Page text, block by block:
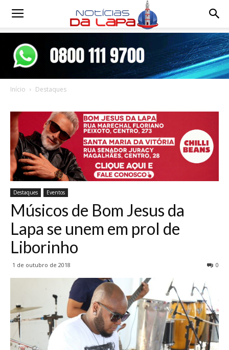
Notícias
Início Destaques
Destaques Eventos
Músicos de Bom Jesus da
Lapa se unem em prol de
Liborinho
1 de outubro de 2018 0